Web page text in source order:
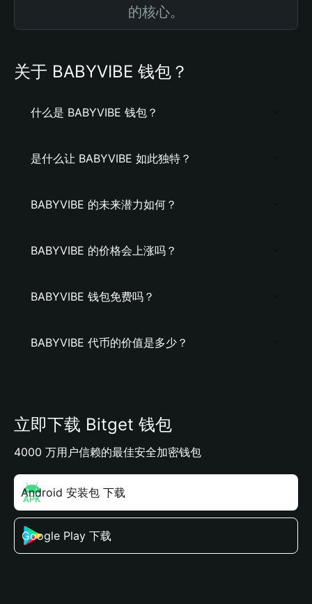
的核心。
关于 BABYVIBE 钱包？
什么是 BABYVIBE 钱包？
是什么让 BABYVIBE 如此独特？
BABYVIBE 的未来潜力如何？
BABYVIBE 的价格会上涨吗？
BABYVIBE 钱包免费吗？
BABYVIBE 代币的价值是多少？
立即下载 Bitget 钱包
4000 万用户信赖的最佳安全加密钱包
Android 安装包 下载
Google Play 下载